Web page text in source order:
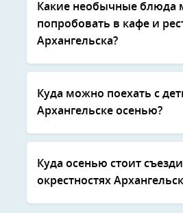
Какие необычные блюда
попробовать в кафе и
Архангельска?
Куда можно поехать с
Архангельске осенью?
Куда осенью стоит
окрестностях